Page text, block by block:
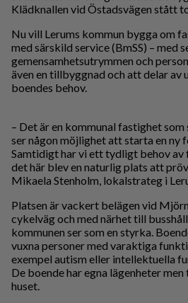
Klädknallen vid Östadsvägen stått
Nu vill Lerums kommun bygga om
med särskild service (BmSS) – med
gemensamhetsutrymmen och
även en tillbyggnad och att delar av
boendes behov.
– Det är en kommunal fastighet
ser någon möjlighet att starta en ny
Samtidigt har vi ett tydligt behov av
det här blev en naturlig plats att
Mikaela Stenholm, lokalstrateg i
Platsen är vackert belägen vid
cykelväg och med närhet till
kommunen ser som en styrka.
vuxna personer med varaktiga
exempel autism eller intellektuella
De boende har egna lägenheter
huset.